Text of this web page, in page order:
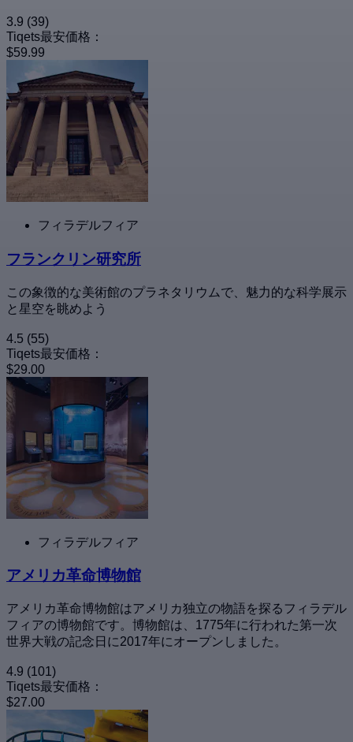
3.9 (39)
Tiqets最安価格：
$59.99
フィラデルフィア
フランクリン研究所
この象徴的な美術館のプラネタリウムで、魅力的な科学展示
と星空を眺めよう
4.5 (55)
Tiqets最安価格：
$29.00
フィラデルフィア
アメリカ革命博物館
アメリカ革命博物館はアメリカ独立の物語を探るフィラデル
フィアの博物館です。博物館は、1775年に行われた第一次
世界大戦の記念日に2017年にオープンしました。
4.9 (101)
Tiqets最安価格：
$27.00